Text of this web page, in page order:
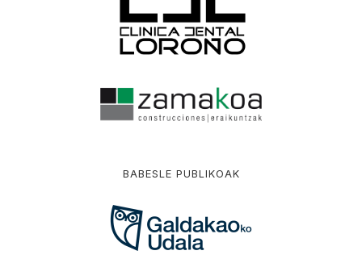
BABESLE PUBLIKOAK